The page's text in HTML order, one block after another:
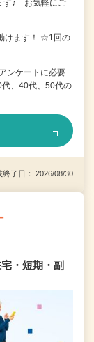
す♪ お気軽にご
けます！ ☆1回の
ンケートに必要
、40代、50代の
了日： 2026/08/30
・短期・副